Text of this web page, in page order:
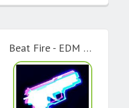
Beat Fire - EDM Music & Gun Sounds